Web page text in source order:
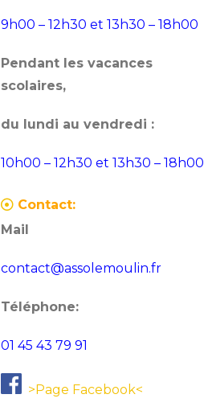
9h00 – 12h30 et 13h30 – 18h00
Pendant les vacances
scolaires,
du lundi au vendredi :
10h00 – 12h30 et 13h30 – 18h00
Contact:
Mail
contact@assolemoulin.fr
Téléphone:
01 45 43 79 91
>Page Facebook<